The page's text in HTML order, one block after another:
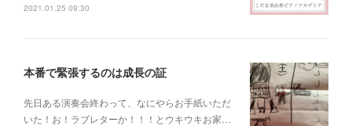
2021.01.25 09:30
本番で緊張するのは成長の証
先日ある演奏会終わって、なにやらお手紙いただ
いた！お！ラブレターか！！！とウキウキお家…